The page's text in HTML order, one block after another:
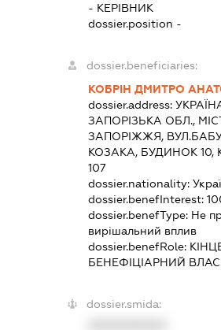
- КЕРІВНИК
dossier.position -
dossier.beneficiaries:
КОБРІН ДМИТРО
dossier.address:
ЗАПОРІЗЬКА ОБЛ.,
ЗАПОРІЖЖЯ,
КОЗАКА, БУДИНОК 10,
107
dossier.nationality:
dossier.benefInterest:
dossier.benefType: Не
вирішальний вплив
dossier.benefRole:
БЕНЕФІЦІАРНИЙ
dossier.smida: